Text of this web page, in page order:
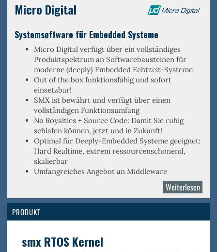
Micro Digital
Systemsoftware für Embedded Systeme
Micro Digital verfügt über ein vollständiges
Produktspektrum an Softwarebausteinen für
moderne (deeply) Embedded Echtzeit-Systeme
Out of the box funktionsfähig und sofort
einsetzbar!
SMX ist bewährt und verfügt über einen
vollständigen Funktionsumfang
No Royalties + Source Code: Damit Sie ruhig
schlafen können, jetzt und in Zukunft!
Optimal für Deeply-Embedded Systeme geeignet:
Hard Realtime, extrem ressourcenschonend,
skalierbar
Umfangreiches Angebot an Middleware
Weiterlesen
Micro
PRODUKT
smx RTOS Kernel